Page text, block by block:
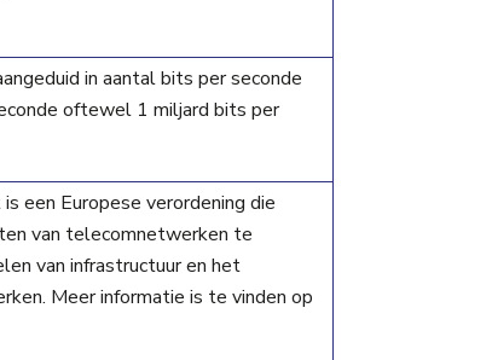
in aantal bits per seconde
oftewel 1 miljard bits per
een Europese verordening die
van telecomnetwerken te
van infrastructuur en het
Meer informatie is te vinden op